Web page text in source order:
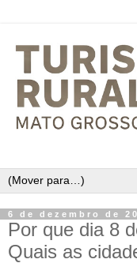
6 de dezembro de
Por que dia 8
Quais as